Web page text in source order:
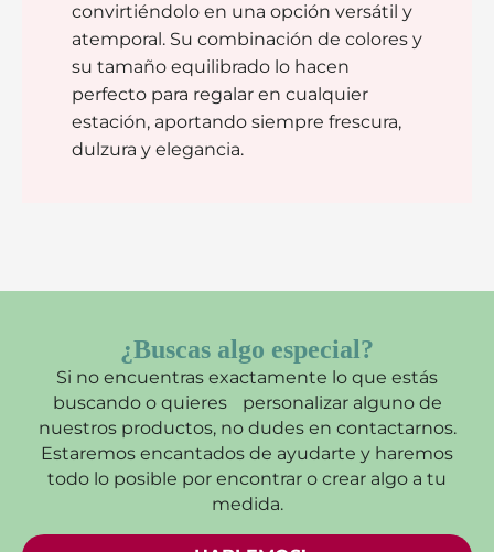
convirtiéndolo en una opción versátil y
atemporal. Su combinación de colores y
su tamaño equilibrado lo hacen
perfecto para regalar en cualquier
estación, aportando siempre frescura,
dulzura y elegancia.
¿Buscas algo especial?
Si no encuentras exactamente lo que estás
buscando o quieres personalizar alguno de
nuestros productos, no dudes en contactarnos.
Estaremos encantados de ayudarte y haremos
todo lo posible por encontrar o crear algo a tu
medida.